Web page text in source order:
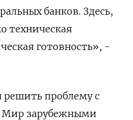
банков. Здесь,
техническая
готовность», -
решить проблему с
Мир зарубежными